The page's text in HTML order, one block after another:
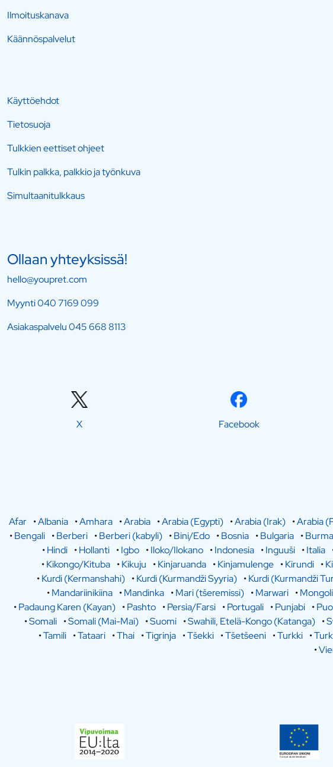
Ilmoituskanava
Käännöspalvelut
Käyttöehdot
Tietosuoja
Tulkkien eettiset ohjeet
Tulkin palkka, palkkio ja työnkuva
Simultaanitulkkaus
Ollaan yhteyksissä!
hello@youpret.com
Myynti040 7169 099
Asiakaspalvelu045 668 8113
X Facebook
Afar •Albania •Amhara •Arabia •Arabia (Egypti) •Arabia (Irak) •Arabia
•Bengali •Berberi •Berberi (kabyli) •Bini/Edo •Bosnia •Bulgaria •Burma
•Hindi •Hollanti •Igbo •Iloko/Ilokano •Indonesia •Inguuši •Italia
•Kikongo/Kituba •Kikuju •Kinjaruanda •Kinjamulenge •Kirundi •
•Kurdi (Kermanshahi) •Kurdi (Kurmandži Syyria) •Kurdi (Kurmandži
•Mandariinikiina •Mandinka •Mari (tšeremissi) •Marwari •Mongoli
•Padaung Karen (Kayan) •Pashto •Persia/Farsi •Portugali •Punjabi •
•Somali •Somali (Mai-Mai) •Suomi •Swahili, Etelä-Kongo (Katanga) •
•Tamili •Tataari •Thai •Tigrinja •Tšekki •Tšetšeeni •Turkki •
•